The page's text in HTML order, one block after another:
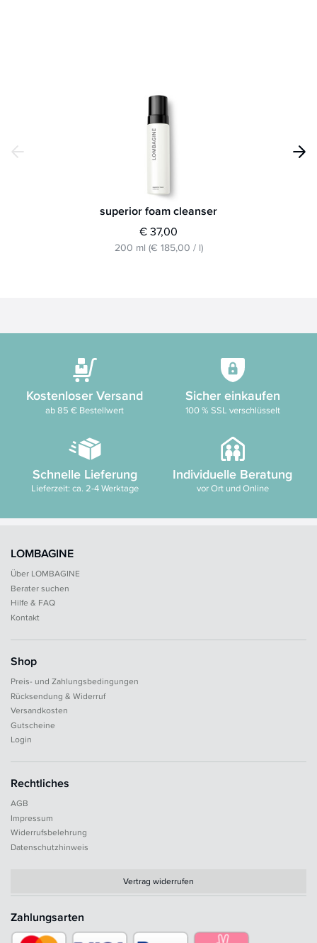
superior foam cleanser
€ 37,00
200 ml (€ 185,00 / l)
Kostenloser Versand
ab 85 € Bestellwert
Sicher einkaufen
100 % SSL verschlüsselt
Schnelle Lieferung
Lieferzeit: ca. 2-4 Werktage
Individuelle Beratung
vor Ort und Online
LOMBAGINE
Über LOMBAGINE
Berater suchen
Hilfe & FAQ
Kontakt
Shop
Preis- und Zahlungsbedingungen
Rücksendung & Widerruf
Versandkosten
Gutscheine
Login
Rechtliches
AGB
Impressum
Widerrufsbelehrung
Datenschutzhinweis
Vertrag widerrufen
Zahlungsarten